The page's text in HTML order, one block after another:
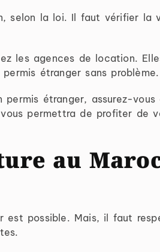
selon la loi. Il faut vérifier
les agences de location.
étranger sans problème.
étranger, assurez-
permettra de profiter de
au
est possible. Mais, il faut